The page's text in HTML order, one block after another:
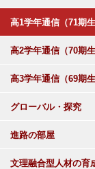
高1学年通信（71期生
高2学年通信（70期生
高3学年通信（69期生
グローバル・探究
進路の部屋
文理融合型人材の育